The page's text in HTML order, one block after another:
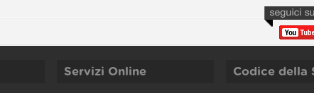
Servizi Online Codice della